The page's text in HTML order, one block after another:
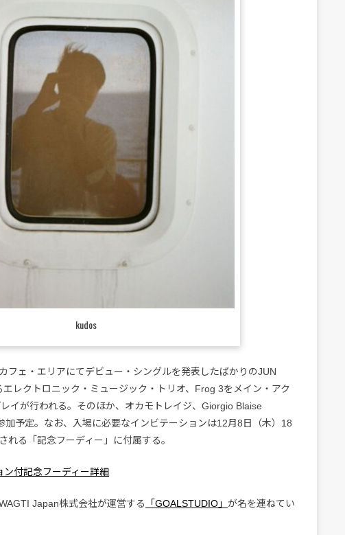
kudos
フェ・エリアにてデビュー・シングルを発表したばかりのJUN
エレクトロニック・ミュージック・トリオ、Frog 3をメイン・アク
レイが行われる。そのほか、オカモトレイジ、Giorgio Blaise
加予定。なお、入場に必要なインビテーションは12月8日（木）18
れる「記念フーディー」に付属する。
ン付記念フーディー詳細
Japan株式会社が運営する 「GOALSTUDIO」 が名を連ねてい